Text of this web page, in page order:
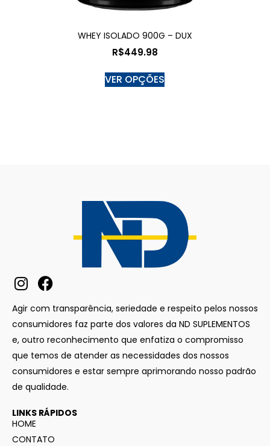
WHEY ISOLADO 900G – DUX
R$449.98
VER OPÇÕES
Agir com transparência, seriedade e respeito pelos nossos
consumidores faz parte dos valores da ND SUPLEMENTOS
e, outro reconhecimento que enfatiza o compromisso
que temos de atender as necessidades dos nossos
consumidores e estar sempre aprimorando nosso padrão
de qualidade.
LINKS RÁPIDOS
HOME
CONTATO